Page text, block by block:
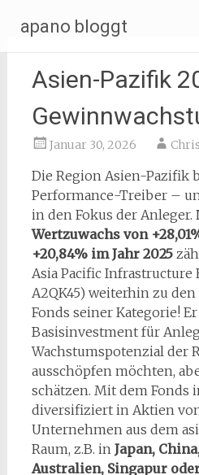
Inhalt
springen
apano bloggt
Asien-Pazifik
Januar 30, 2026
Die Region Asien-Pazifik
Performance-Treiber –
in den Fokus der Anleger.
Wertzuwachs von
+20,84% im Jahr 2025
Asia Pacific Infrastructure
A2QK45) weiterhin zu
Fonds seiner Kategorie!
Basisinvestment für
Wachstumspotenzial der
ausschöpfen möchten,
schätzen. Mit dem Fonds
diversifiziert in Aktien
Unternehmen aus dem
Raum, z.B. in Japan,
Australien, Singapur